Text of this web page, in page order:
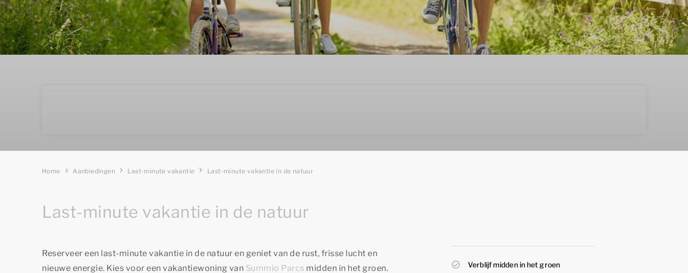
Home Aanbiedingen Last-minute vakantie Last-minute vakantie in de natuur
Last-minute vakantie in de natuur
Verblijf midden in het groen
Reserveer een last-minute vakantie in de natuur en geniet van de rust, frisse lucht en
nieuwe energie. Kies voor een vakantiewoning van Summio Parcs midden in het groen.